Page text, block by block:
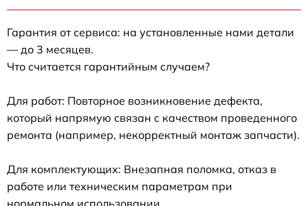
Гарантия от сервиса: на установленные нами детали
— до 3 месяцев.
Что считается гарантийным случаем?
Для работ: Повторное возникновение дефекта,
который напрямую связан с качеством проведенного
ремонта (например, некорректный монтаж запчасти).
Для комплектующих: Внезапная поломка, отказ в
работе или техническим параметрам при